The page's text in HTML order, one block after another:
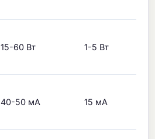
15-60 Вт 1-5 Вт
40-50 мА 15 мА